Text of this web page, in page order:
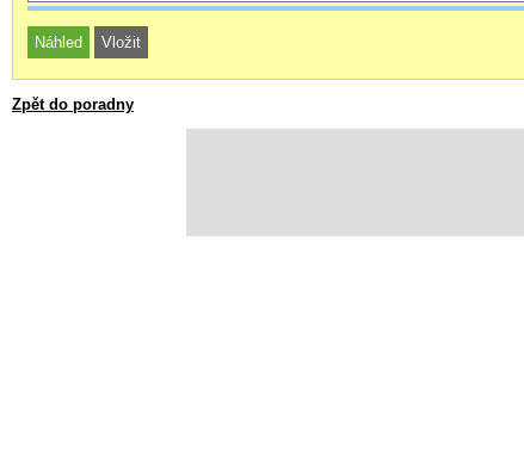
Zpět do poradny